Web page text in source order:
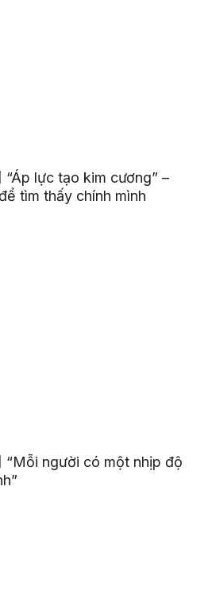
lực tạo kim cương” –
tìm thấy chính mình
người có một nhịp độ